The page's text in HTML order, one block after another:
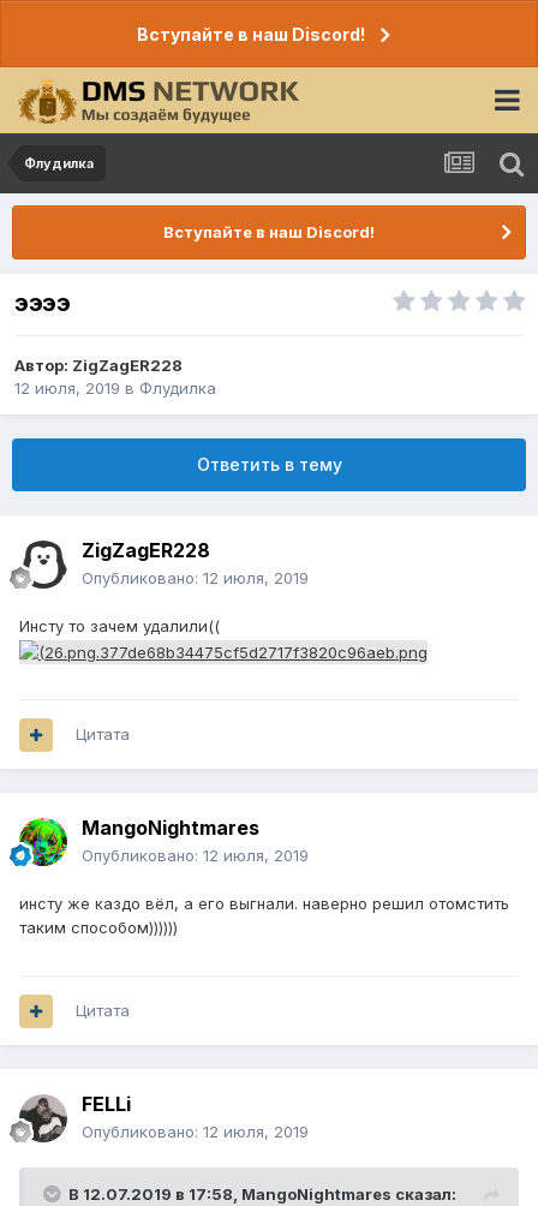
Вступайте в наш Discord!
Флудилка
Вступайте в наш Discord!
ээээ
Автор: ZigZagER228
12 июля, 2019 в Флудилка
Ответить в тему
ZigZagER228
Опубликовано: 12 июля, 2019
Инсту то зачем удалили((
Цитата
MangoNightmares
Опубликовано: 12 июля, 2019
инсту же каздо вёл, а его выгнали. наверно решил отомстить
таким способом))))))
Цитата
FELLi
Опубликовано: 12 июля, 2019
В 12.07.2019 в 17:58, MangoNightmares сказал: